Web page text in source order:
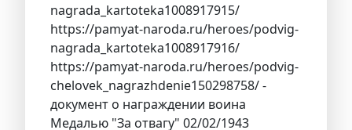
nagrada_kartoteka1008917915/
https://pamyat-naroda.ru/heroes/podvig-
nagrada_kartoteka1008917916/
https://pamyat-naroda.ru/heroes/podvig-
chelovek_nagrazhdenie150298758/ -
документ о награждении воина
Медалью "За отвагу" 02/02/1943